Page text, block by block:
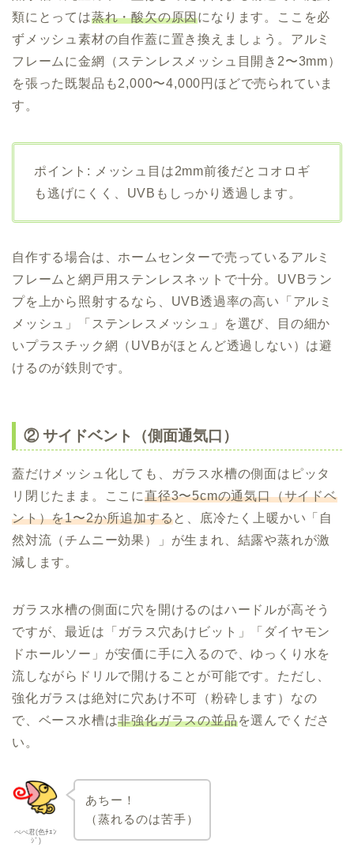
類にとっては蒸れ・酸欠の原因になります。ここを必
ずメッシュ素材の自作蓋に置き換えましょう。アルミ
フレームに金網（ステンレスメッシュ目開き2〜3mm）
を張った既製品も2,000〜4,000円ほどで売られていま
す。
ポイント: メッシュ目は2mm前後だとコオロギ
も逃げにくく、UVBもしっかり透過します。
自作する場合は、ホームセンターで売っているアルミ
フレームと網戸用ステンレスネットで十分。UVBラン
プを上から照射するなら、UVB透過率の高い「アルミ
メッシュ」「ステンレスメッシュ」を選び、目の細か
いプラスチック網（UVBがほとんど透過しない）は避
けるのが鉄則です。
② サイドベント（側面通気口）
蓋だけメッシュ化しても、ガラス水槽の側面はピッタ
リ閉じたまま。ここに直径3〜5cmの通気口（サイドベ
ント）を1〜2か所追加すると、底冷たく上暖かい「自
然対流（チムニー効果）」が生まれ、結露や蒸れが激
減します。
ガラス水槽の側面に穴を開けるのはハードルが高そう
ですが、最近は「ガラス穴あけビット」「ダイヤモン
ドホールソー」が安価に手に入るので、ゆっくり水を
流しながらドリルで開けることが可能です。ただし、
強化ガラスは絶対に穴あけ不可（粉砕します）なの
で、ベース水槽は非強化ガラスの並品を選んでくださ
い。
ぺぺ君(色ﾁｪﾝ
ｼﾞ)
あちー！
（蒸れるのは苦手）